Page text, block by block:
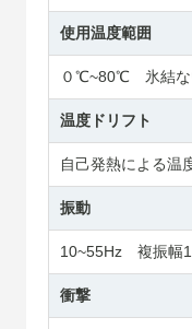
使用温度範囲
０℃~80℃ 氷結な
温度ドリフト
自己発熱による温
振動
10~55Hz 複振幅
衝撃